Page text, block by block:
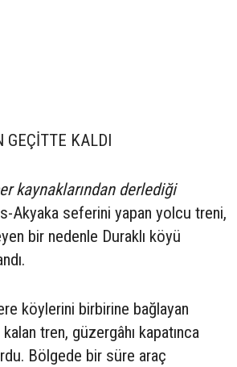
GEÇİTTE KALDI
kaynaklarından derlediği
Akyaka seferini yapan yolcu treni,
bir nedenle Duraklı köyü
köylerini birbirine bağlayan
tren, güzergâhı kapatınca
Bölgede bir süre araç